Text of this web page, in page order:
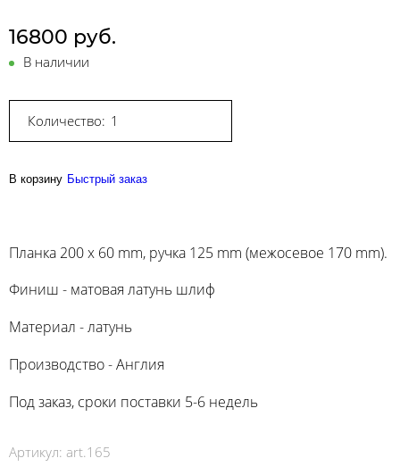
16800 руб.
В наличии
Количество:
В корзину Быстрый заказ
Планка 200 х 60 mm, ручка 125 mm (межосевое 170 mm).
Финиш - матовая латунь шлиф
Материал - латунь
Производство - Англия
Под заказ, сроки поставки 5-6 недель
Артикул: art.165